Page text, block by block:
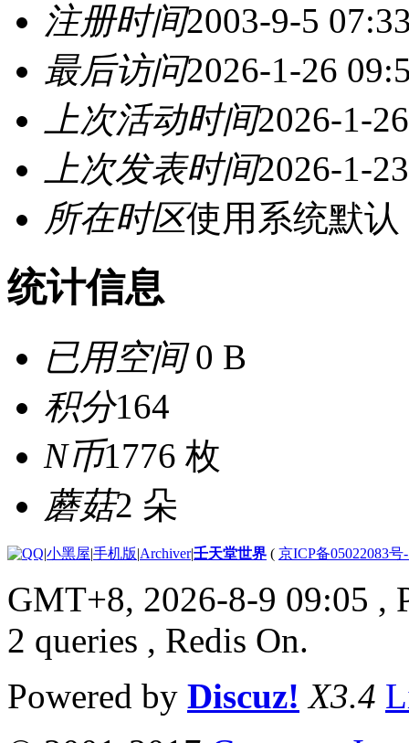
注册时间2003-9-5
最后访问2026-1-26
上次活动时间2026-1-
上次发表时间2026-1-
所在时区使用系统默认
统计信息
已用空间0 B
积分164
N币1776 枚
蘑菇2 朵
|小黑屋|手机版|Archiver|壬天堂世界 ( 京ICP备05022083号
GMT+8, 2026-8-9 09:05 ,
2 queries , Redis On.
Powered by Discuz! X3.4